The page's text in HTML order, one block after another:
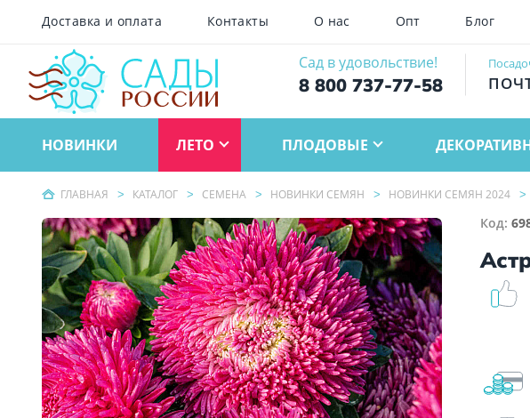
Доставка и оплата Контакты О нас Опт Блог
Сад в удовольствие!
8 800 737-77-58
НОВИНКИ ЛЕТО ПЛОДОВЫЕ
ГЛАВНАЯ КАТАЛОГ СЕМЕНА НОВИНКИ СЕМЯН НОВИНКИ СЕМЯН 2024
Код: